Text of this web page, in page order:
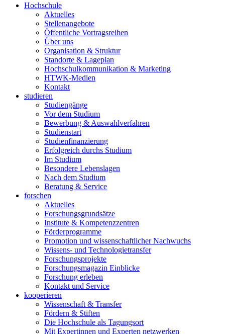
Hochschule
Aktuelles
Stellenangebote
Öffentliche Vortragsreihen
Über uns
Organisation & Struktur
Standorte & Lageplan
Hochschulkommunikation & Marketing
HTWK-Medien
Kontakt
studieren
Studiengänge
Vor dem Studium
Bewerbung & Auswahlverfahren
Studienstart
Studienfinanzierung
Erfolgreich durchs Studium
Im Studium
Besondere Lebenslagen
Nach dem Studium
Beratung & Service
forschen
Aktuelles
Forschungsgrundsätze
Institute & Kompetenzzentren
Förderprogramme
Promotion und wissenschaftlicher Nachwuchs
Wissens- und Technologietransfer
Forschungsprojekte
Forschungsmagazin Einblicke
Forschung erleben
Kontakt und Service
kooperieren
Wissenschaft & Transfer
Fördern & Stiften
Die Hochschule als Tagungsort
Mit Expertinnen und Experten netzwerken